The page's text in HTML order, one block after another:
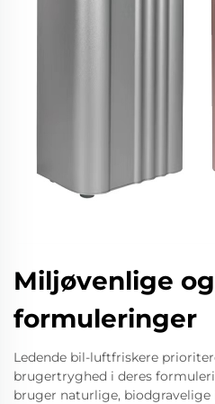
Miljøvenlige
formuleringer
Ledende bil-luftfriskere
brugertryghed i deres
bruger naturlige, biodgravelige